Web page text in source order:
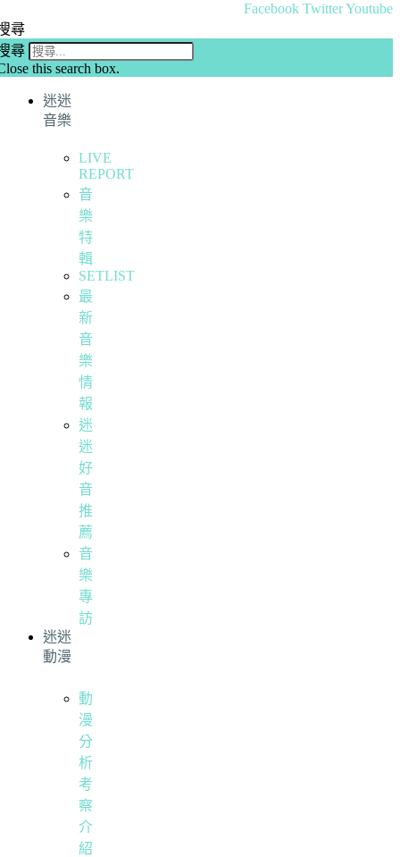
Facebook TwitterYoutube
尋
尋
this search box.
迷迷
音樂
LIVE
REPORT
音
樂
特
輯
SETLIST
最
新
音
樂
情
報
迷
迷
好
音
推
薦
音
樂
專
訪
迷迷
動漫
動
漫
分
析
考
察
介
紹